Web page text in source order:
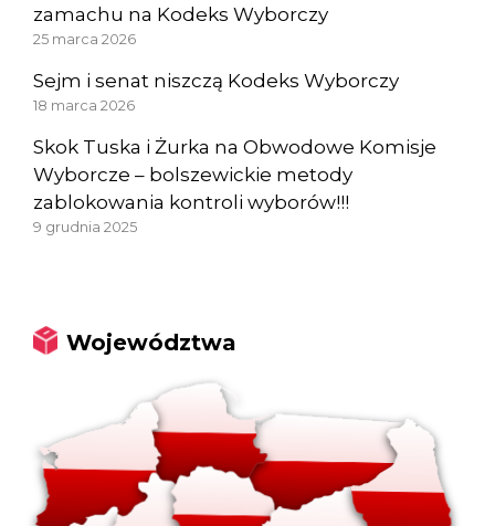
zamachu na Kodeks Wyborczy
25 marca 2026
Sejm i senat niszczą Kodeks Wyborczy
18 marca 2026
Skok Tuska i Żurka na Obwodowe Komisje
Wyborcze – bolszewickie metody
zablokowania kontroli wyborów!!!
9 grudnia 2025
Województwa